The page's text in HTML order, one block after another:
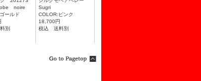
noire
ールド
別
Sugri
COLOR:ピンク
18,700円
税込 送料別